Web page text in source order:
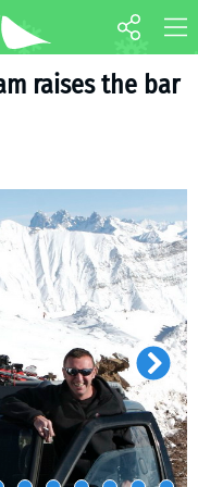
raises the bar
КАРТА